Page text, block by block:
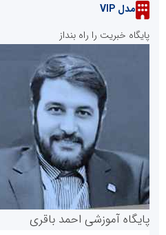
مدل VIP
پایگاه خبریت را راه بنداز
پایگاه آموزشی احمد باقری